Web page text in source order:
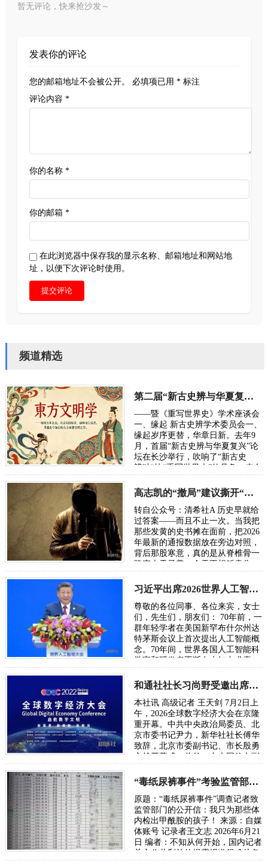
暂无评论，快来抢沙发～
发表你的评论
您的邮箱地址不会被公开。 必填项已用 *标注
评论内容 *
你的名称 *
你的邮箱 *
在此浏览器中保存我的显示名称、邮箱地址和网站地
址，以便下次评论时使用。
提交评论
频道精选
第二届“新古史辨与华夏复兴”学术研讨会定于10月长沙举行
——暨《重写世界史》学术座谈会
一、缘起 新古史辨学术委员会一、
缘起岁序更替，华章日新。去年9
月，首届“新古史辨与华夏复兴”论
坛在长沙举行，吹响了“新古史
辨”加快“重写世界史”的号角。来自
在反思百年“…
高志凯的“撤局”建议撕开“以夷灭华”的百年剧本
转自公众号：清希社A 历史早就给
过答案——而且不止一次。当我把
那些发黄的史书摊在面前，把2026
年最新的通报数据放在旁边对照，
背后那股寒意，真的是从脊椎骨一
路窜上天灵盖。今天不想贩卖焦
算清楚。因为…
习近平出席2026世界人工智能大会呼吁携手构建公正合理的全球人工智能治理体系
尊敬的各位同事、各位来宾，女士
们，先生们，朋友们： 70年前，一
群年轻学者在美国新罕布什尔州达
特茅斯会议上首次提出人工智能概
念。70年间，世界各国人工智能科
学家和研发者不断在未知中求索、
年后，…
和通社社长习尚野受邀出席2026年全球数字经济大会
本社讯 高级记者 王天剑 7月2日上
午，2026全球数字经济大会在京隆
重开幕。中共中央政治局委员、北
京市委书记尹力，新华社社长傅华
致辞，北京市委副书记、市长殷勇
主持开幕式。此外，中央网信办副
国家发…
“毒纸尿裤事件”考验监管部门的党性初心与执法能力
原题：“毒纸尿裤事件”调查记者致
监管部门的公开信：我只为那些体
内检出甲酰胺的孩子！ 来源：自媒
体账号 记录者王文志 2026年6月21
日 编者：不知从何开始，国内记者
关心公共利益的揭露报道很难从各